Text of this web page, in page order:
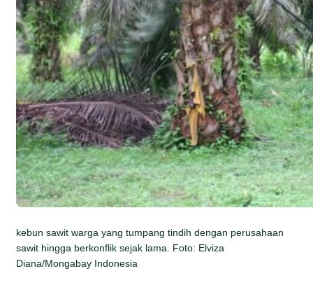
kebun sawit warga yang tumpang tindih dengan perusahaan
sawit hingga berkonflik sejak lama. Foto: Elviza
Diana/Mongabay Indonesia